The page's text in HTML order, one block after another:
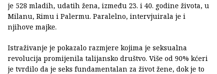
je 528 mladih, udatih žena, između 23. i 40. godine života, u
Milanu, Rimu i Palermu. Paralelno, intervjuirala je i
njihove majke.
Istraživanje je pokazalo razmjere kojima je seksualna
revolucija promijenila talijansko društvo. Više od 90% kćeri
je tvrdilo da je seks fundamentalan za život žene, dok je to